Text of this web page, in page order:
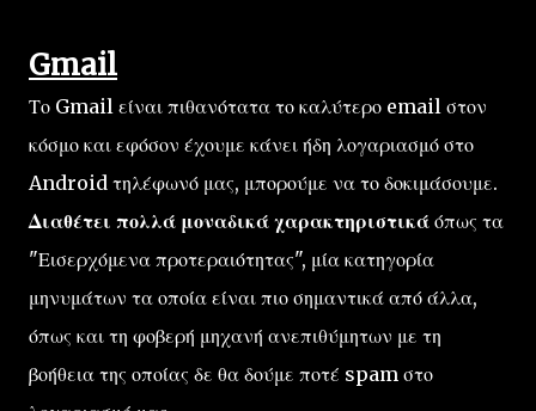
Gmail
Το Gmail είναι πιθανότατα το καλύτερο email στον
κόσμο και εφόσον έχουμε κάνει ήδη λογαριασμό στο
Android τηλέφωνό μας, μπορούμε να το δοκιμάσουμε.
Διαθέτει πολλά μοναδικά χαρακτηριστικά όπως τα
"Εισερχόμενα προτεραιότητας", μία κατηγορία
μηνυμάτων τα οποία είναι πιο σημαντικά από άλλα,
όπως και τη φοβερή μηχανή ανεπιθύμητων με τη
βοήθεια της οποίας δε θα δούμε ποτέ spam στο